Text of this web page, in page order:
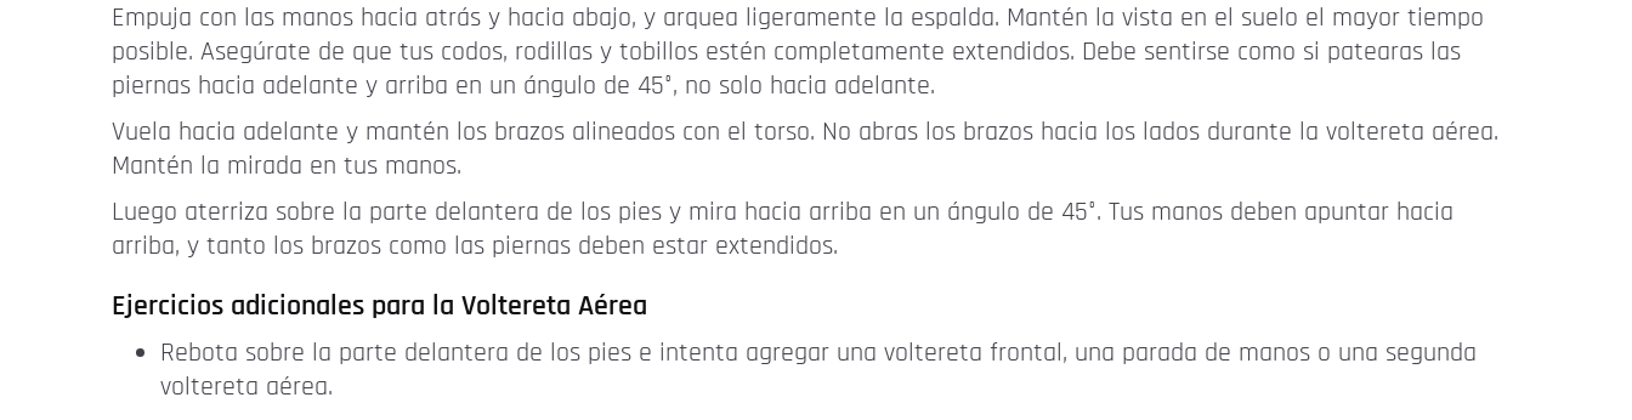
Empuja con las manos hacia atrás y hacia abajo, y arquea ligeramente la espalda. Mantén la vista en el suelo el mayor tiempo
posible. Asegúrate de que tus codos, rodillas y tobillos estén completamente extendidos. Debe sentirse como si patearas las
piernas hacia adelante y arriba en un ángulo de 45°, no solo hacia adelante.
Vuela hacia adelante y mantén los brazos alineados con el torso. No abras los brazos hacia los lados durante la voltereta aérea.
Mantén la mirada en tus manos.
Luego aterriza sobre la parte delantera de los pies y mira hacia arriba en un ángulo de 45°. Tus manos deben apuntar hacia
arriba, y tanto los brazos como las piernas deben estar extendidos.
Ejercicios adicionales para la Voltereta Aérea
Rebota sobre la parte delantera de los pies e intenta agregar una voltereta frontal, una parada de manos o una segunda
voltereta aérea.